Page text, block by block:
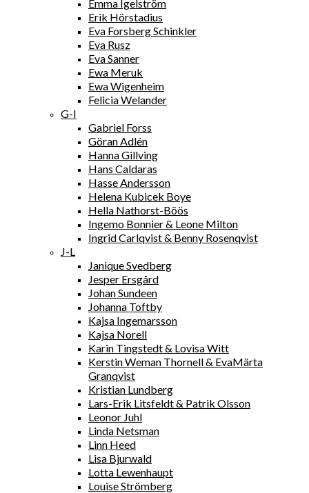
Emma Igelström
Erik Hörstadius
Eva Forsberg Schinkler
Eva Rusz
Eva Sanner
Ewa Meruk
Ewa Wigenheim
Felicia Welander
G-I
Gabriel Forss
Göran Adlén
Hanna Gillving
Hans Caldaras
Hasse Andersson
Helena Kubicek Boye
Hella Nathorst-Böös
Ingemo Bonnier & Leone Milton
Ingrid Carlqvist & Benny Rosenqvist
J-L
Janique Svedberg
Jesper Ersgård
Johan Sundeen
Johanna Toftby
Kajsa Ingemarsson
Kajsa Norell
Karin Tingstedt & Lovisa Witt
Kerstin Weman Thornell & EvaMärta
Granqvist
Kristian Lundberg
Lars-Erik Litsfeldt & Patrik Olsson
Leonor Juhl
Linda Netsman
Linn Heed
Lisa Bjurwald
Lotta Lewenhaupt
Louise Strömberg